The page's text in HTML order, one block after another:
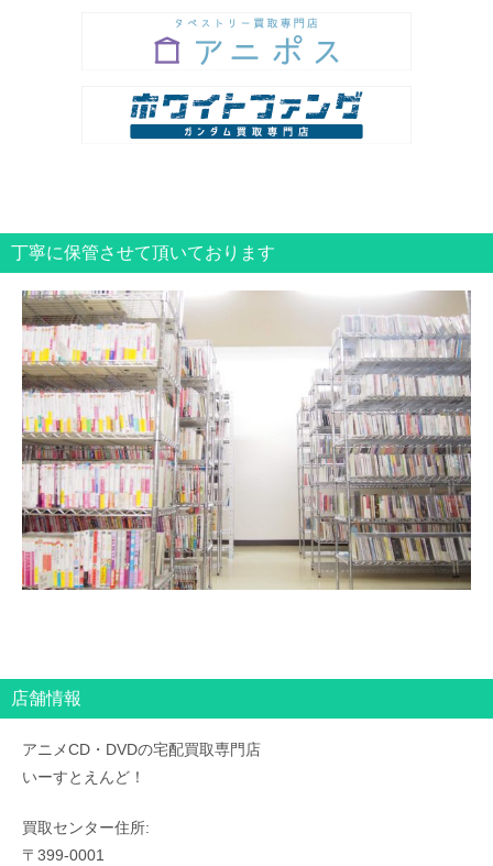
丁寧に保管させて頂いております
店舗情報
アニメCD・DVDの宅配買取専門店
いーすとえんど！
買取センター住所:
〒399-0001